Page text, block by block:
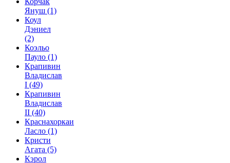
Януш (1)
Коул
Дэниел
(2)
Коэльо
Пауло (1)
Крапивин
Владислав
I (49)
Крапивин
Владислав
II (40)
Краснахоркаи
Ласло (1)
Кристи
Агата (5)
Кэрол